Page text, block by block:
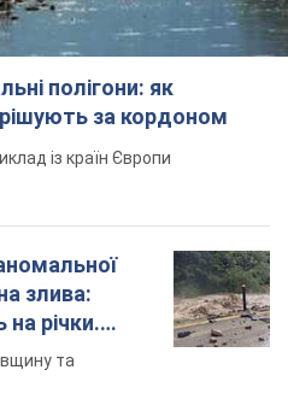
полігони: як
за кордоном
із країн Європи
злива:
річки.
та